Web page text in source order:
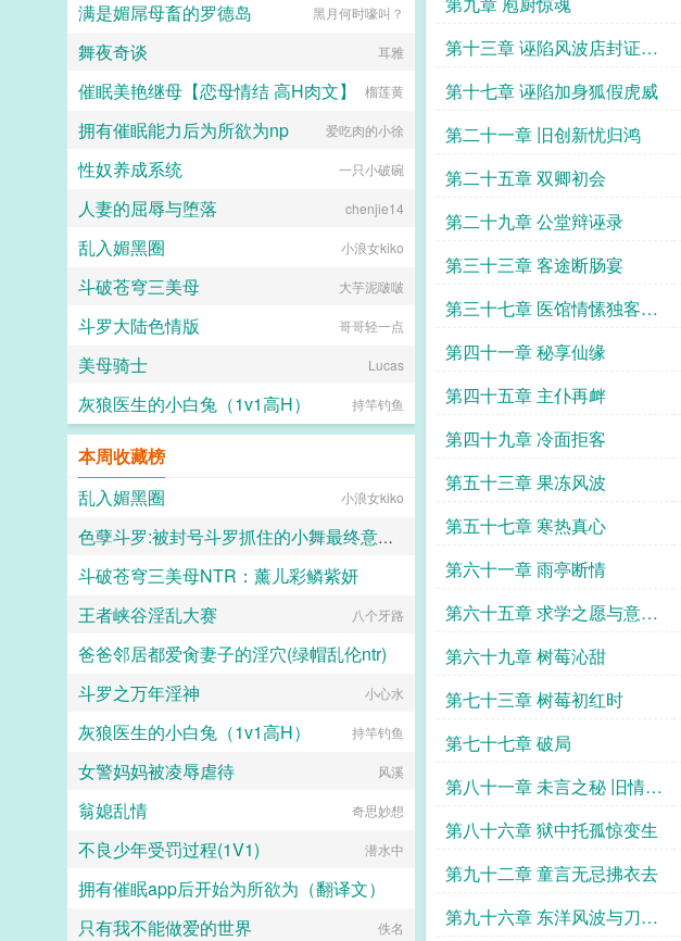
第十三章 诬陷风波店封证清
白
第十七章 诬陷加身狐假虎威
第二十一章 旧创新忧归鸿
第二十五章 双卿初会
第二十九章 公堂辩诬录
第三十三章 客途断肠宴
第三十七章 医馆情愫独客新
规
第四十一章 秘享仙缘
第四十五章 主仆再衅
第四十九章 冷面拒客
第五十三章 果冻风波
第五十七章 寒热真心
第六十一章 雨亭断情
第六十五章 求学之愿与意外
之吻
第六十九章 树莓沁甜
第七十三章 树莓初红时
第七十七章 破局
第八十一章 未言之秘 旧情遗
恨
第八十六章 狱中托孤惊变生
第九十二章 童言无忌拂衣去
第九十六章 东洋风波与刀锋
满是媚屌母畜的罗德岛 黑月何时嚎叫？
舞夜奇谈 耳雅
催眠美艳继母【恋母情结 高H肉文】 榴莲黄
拥有催眠能力后为所欲为np 爱吃肉的小徐
性奴养成系统 一只小破碗
人妻的屈辱与堕落 chenjie14
乱入媚黑圈 小浪女kiko
斗破苍穹三美母 大芋泥啵啵
斗罗大陆色情版 哥哥轻一点
美母骑士 Lucas
灰狼医生的小白兔（1v1高H） 持竿钓鱼
本周收藏榜
乱入媚黑圈
小浪女kiko
色孽斗罗:被封号斗罗抓住的小舞最终意识重组成了玩偶
lgcloveself
斗破苍穹三美母NTR：薰儿彩鳞紫妍
大芋泥啵啵
王者峡谷淫乱大赛 八个牙路
爸爸邻居都爱肏妻子的淫穴(绿帽乱伦ntr)
轻松向
斗罗之万年淫神 小心水
灰狼医生的小白兔（1v1高H） 持竿钓鱼
女警妈妈被凌辱虐待 风溪
翁媳乱情 奇思妙想
不良少年受罚过程(1V1) 潜水中
拥有催眠app后开始为所欲为（翻译文）
白门楼汉化集团
只有我不能做爱的世界 佚名